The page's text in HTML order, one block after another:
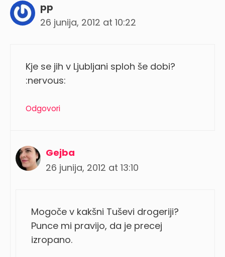
pp
26 junija, 2012 at 10:22
Kje se jih v Ljubljani sploh še dobi?
:nervous:
Odgovori
Gejba
26 junija, 2012 at 13:10
Mogoče v kakšni Tuševi drogeriji?
Punce mi pravijo, da je precej
izropano.